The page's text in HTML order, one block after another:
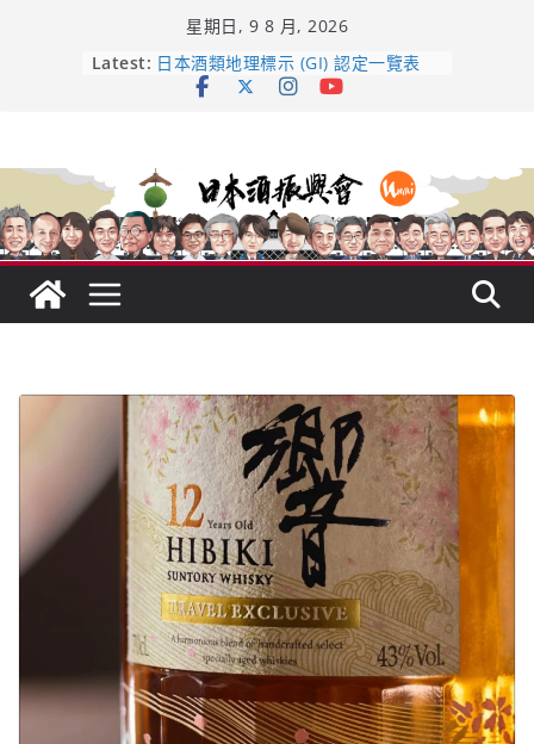
星期日, 9 8 月, 2026
Latest: 龜之井酒造：口說上手 – 山形純米大
吟釀的堅持與傳承 ～ くどき上手
日本酒類地理標示 (GI) 認定一覽表
響 𝟭𝟮 年 復活了!
【酒業商戰】130年老酒藏殺入股票
市場！梅乃宿上市背後的密碼